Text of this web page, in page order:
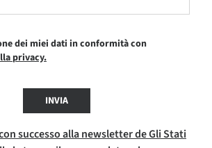
dei miei dati in conformità con
privacy.
INVIA
successo alla newsletter de Gli Stati